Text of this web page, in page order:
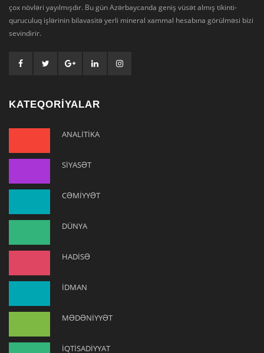
çox növləri yayılmışdır. Bu gün Azərbaycanda geniş vüsət almış tikinti-
quruculuq işlərinin bilavasitə yerli mineral xammal hesabına görülməsi bizi
sevindirir.
KATEQORİYALAR
ANALİTİKA
SİYASƏT
CƏMİYYƏT
DÜNYA
HADİSƏ
İDMAN
MƏDƏNİYYƏT
İQTİSADİYYAT